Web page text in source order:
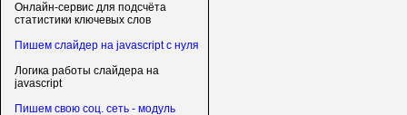
Онлайн-сервис для подсчёта
статистики ключевых слов
Пишем слайдер на javascript с нуля
Логика работы слайдера на
javascript
Пишем свою соц. сеть - модуль